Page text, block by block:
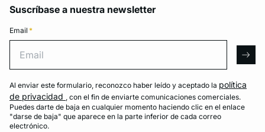
Suscríbase a nuestra newsletter
Email *
Al enviar este formulario, reconozco haber leído y aceptado la política
de privacidad , con el fin de enviarte comunicaciones comerciales.
Puedes darte de baja en cualquier momento haciendo clic en el enlace
"darse de baja" que aparece en la parte inferior de cada correo
electrónico.